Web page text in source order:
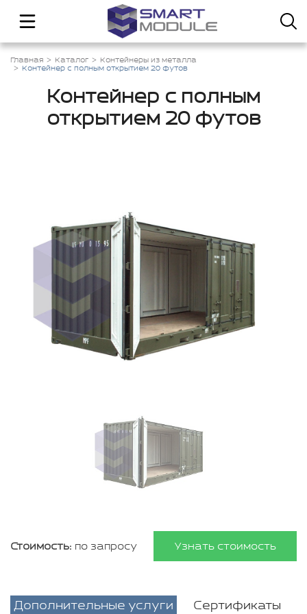
Главная Каталог
Контейнеры из металла
Контейнер с полным открытием 20 футов
Контейнер с полным
открытием 20 футов
Стоимость: по запросу Узнать стоимость
Дополнительные услуги
Сертификаты